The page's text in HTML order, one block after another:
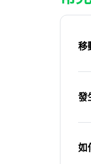
移
發
如